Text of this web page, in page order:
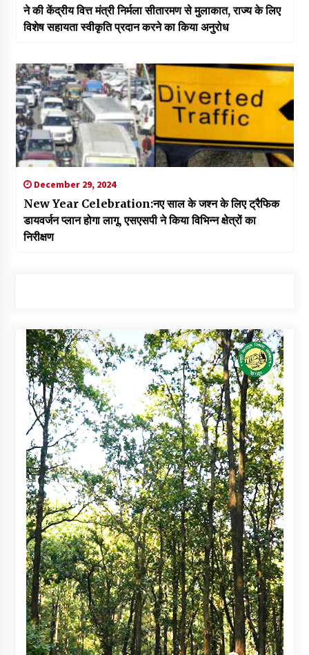
ने की केंद्रीय वित्त मंत्री निर्मला सीतारमण से मुलाकात, राज्य के लिए
विशेष सहायता स्वीकृति प्रदान करने का किया अनुरोध
December 29, 2024
New Year Celebration:नए साल के जश्न के लिए ट्रैफिक
डायवर्जन प्लान होगा लागू, एसएसपी ने किया विभिन्न क्षेत्रों का
निरीक्षण